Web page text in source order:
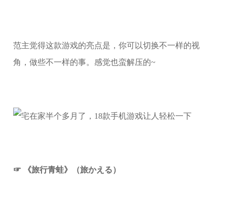
范主觉得这款游戏的亮点是，你可以切换不一样的视
角，做些不一样的事。感觉也蛮解压的~
☞ 《旅行青蛙》（旅かえる）